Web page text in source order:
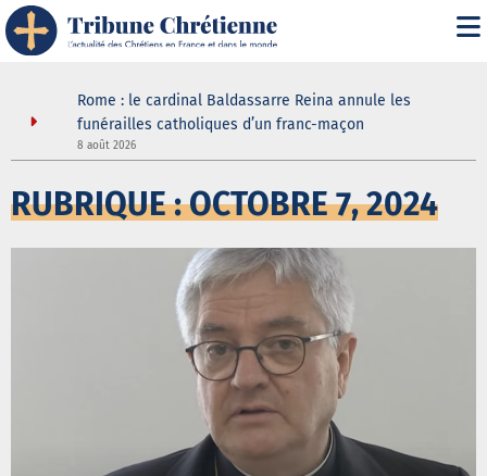
de la
Rome : le cardinal Baldassarre Reina annule les
funérailles catholiques d’un franc-maçon
8 août 2026
RUBRIQUE : OCTOBRE 7, 2024